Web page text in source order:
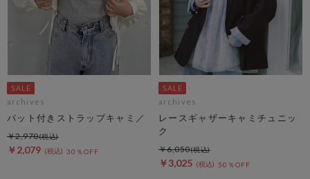
archives
パット付きストラップキャミ／
￥2,079 30％OFF
￥2,970
archives
レースギャザーキャミチュニッ
ク
￥3,025 50％OFF
￥6,050